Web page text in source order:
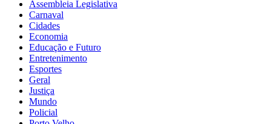
Assembleia Legislativa
Carnaval
Cidades
Economia
Educação e Futuro
Entretenimento
Esportes
Geral
Justiça
Mundo
Policial